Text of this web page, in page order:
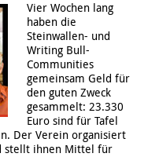
Vier Wochen lang
haben die
Steinwallen- und
Writing Bull-
Communities
gemeinsam Geld für
den guten Zweck
gesammelt: 23.330
Euro sind für Tafel
Der Verein organisiert
stellt ihnen Mittel für